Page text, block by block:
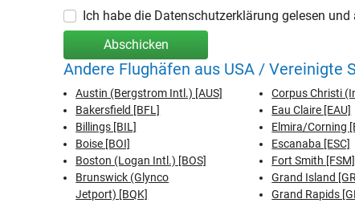
Ich habe die Datenschutzerklärung gelesen und
Abschicken
Andere Flughäfen aus USA / Vereinigte
Austin (Bergstrom Intl.) [AUS]
Bakersfield [BFL]
Billings [BIL]
Boise [BOI]
Boston (Logan Intl.) [BOS]
Brunswick (Glynco
Jetport) [BQK]
Corpus Christi
Eau Claire [EAU]
Elmira/Corning
Escanaba [ESC]
Fort Smith [FSM]
Grand Island
Grand Rapids